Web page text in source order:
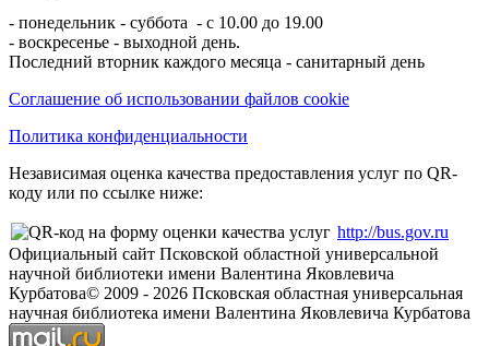
- понедельник - суббота - с 10.00 до 19.00
- воскресенье - выходной день.
Последний вторник каждого месяца - санитарный день
Соглашение об использовании файлов cookie
Политика конфиденциальности
Независимая оценка качества предоставления услуг по QR-
коду или по ссылке ниже:
http://bus.gov.ru
Официальный сайт Псковской областной универсальной
научной библиотеки имени Валентина Яковлевича
Курбатова© 2009 - 2026 Псковская областная универсальная
научная библиотека имени Валентина Яковлевича Курбатова